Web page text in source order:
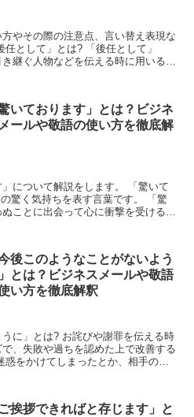
やその際の注意点、言い替え表現な
として」とは? 「後任として」
継ぐ人物などを伝える時に用いる表
驚いております」とは？ビジネ
ールや敬語の使い方を徹底解
について解説をします。 「驚いて
驚く気持ちを表す言葉です。 「驚
ことに出会って心に衝撃を受ける、
今後このようなことがないよう
とは？ビジネスメールや敬語
い方を徹底解釈
うに」とは? お詫びや謝罪を伝える時
、失敗や過ちを認めた上で改善する
惑をかけてしまったとか、相手の期
ご挨拶できればと存じます」と